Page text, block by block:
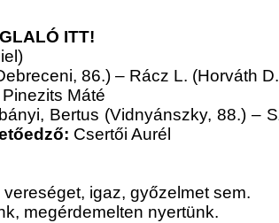
ITT!
86.) – Rácz L. (Horváth
Pinezits Máté
Bertus (Vidnyánszky, 88.) –
Csertői Aurél
igaz, győzelmet sem.
megérdemelten nyertünk.